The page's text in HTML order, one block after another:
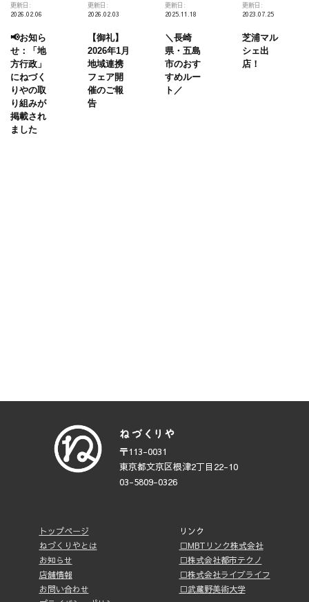
更新日:
2026.02.06
📢お知ら
せ：「地
方行政」
にねづく
りやの取
り組みが
掲載され
ました
更新日:
2026.02.03
【御礼】
2026年1月
地域連携
フェア開
催のご報
告
更新日:
2025.11.18
＼長崎
県・五島
市のおす
すめルー
ト／
更新日:
2023.07.25
芝浦マル
シェ出
店！
〒113-0031
東京都文京区根津2丁目22-10
03-5809-0326
トップページ
ねづくりやとは
お知らせ
店舗情報
お問い合わせ
リンク
□MBTリンク株式会社
□株式会社都市テクノ
□株式会社ライブライフ
□武蔵野美術大学